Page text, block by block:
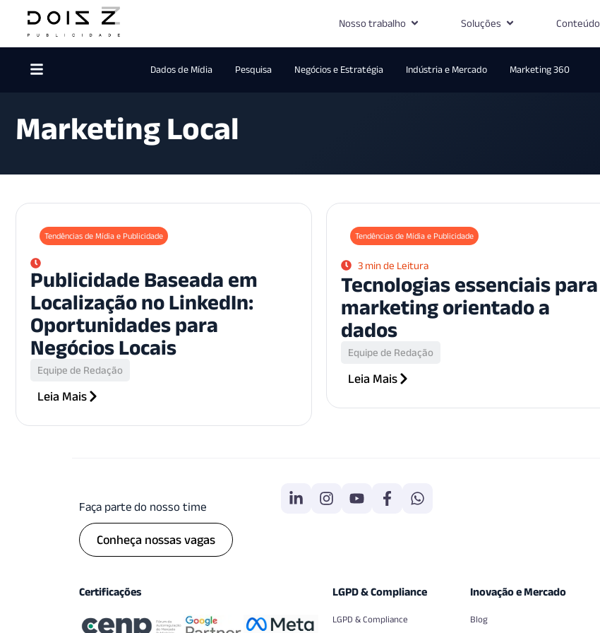
Nosso trabalho Soluções Conteúdo
Dados de Mídia Pesquisa Negócios e Estratégia Indústria e Mercado Marketing 360
Marketing Local
Tendências de Mídia e Publicidade
Publicidade Baseada em
Localização no LinkedIn:
Oportunidades para
Negócios Locais
Equipe de Redação
Leia Mais
Tendências de Mídia e Publicidade
3 min de Leitura
Tecnologias essenciais para
marketing orientado a
dados
Equipe de Redação
Leia Mais
Faça parte do nosso time
Conheça nossas vagas
Certificações LGPD & Compliance
LGPD & Compliance
Inovação e Mercado
Blog